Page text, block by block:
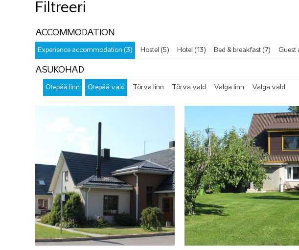
Filtreeri
ACCOMMODATION
Experience accommodation (3) Hostel (5) Hotel (13) Bed & breakfast (7) Guest
ASUKOHAD
Otepää linn Otepää vald Tõrva linn Tõrva vald Valga linn Valga vald